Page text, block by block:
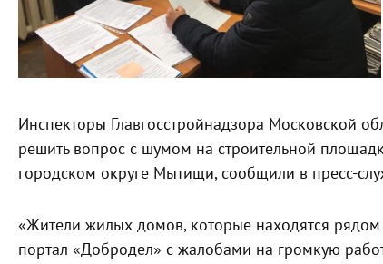
Инспекторы Главгосстройнадзора Московской
решить вопрос с шумом на строительной
городском округе Мытищи, сообщили в пресс-
«Жители жилых домов, которые находятся рядом
портал «Добродел» с жалобами на громкую